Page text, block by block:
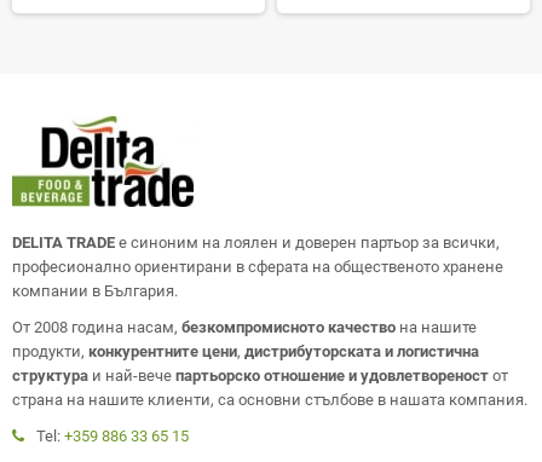
DELITA TRADE е синоним на лоялен и доверен партьор за всички,
професионално ориентирани в сферата на общественото хранене
компании в България.
От 2008 година насам, безкомпромисното качество на нашите
продукти, конкурентните цени, дистрибуторската и логистична
структура и най-вече партьорско отношение и удовлетвореност от
страна на нашите клиенти, са основни стълбове в нашата компания.
Tel: +359 886 33 65 15